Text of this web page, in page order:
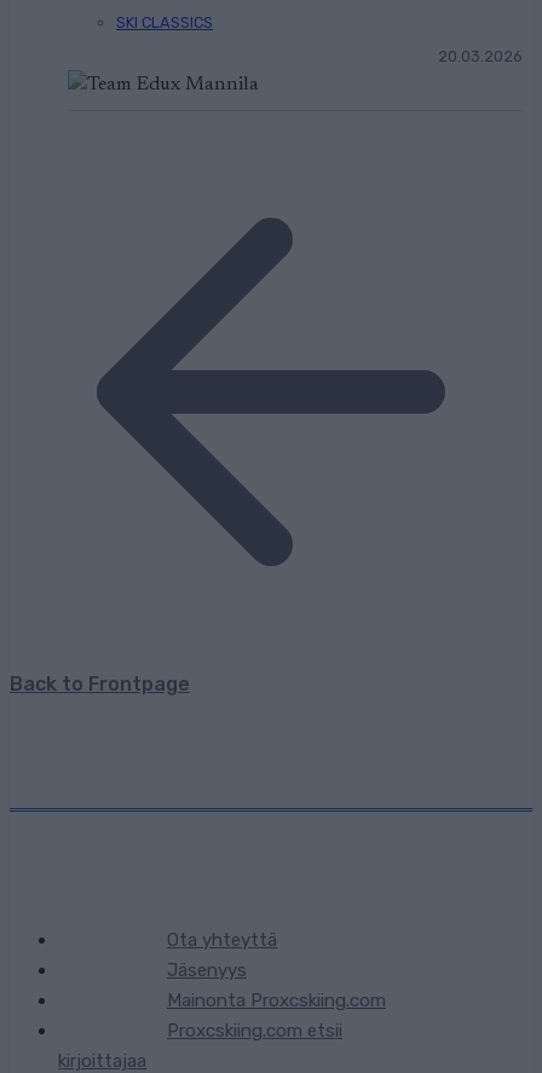
SKI CLASSICS
20.03.2026
Back to Frontpage
Ota yhteyttä
Jäsenyys
Mainonta Proxcskiing.com
Proxcskiing.com etsii
kirjoittajaa